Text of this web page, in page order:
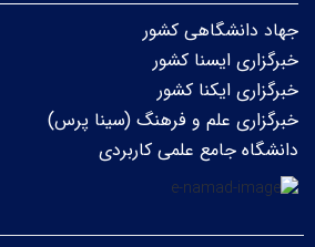
جهاد دانشگاهی کشور
خبرگزاری ایسنا کشور
خبرگزاری ایکنا کشور
خبرگزاری علم و فرهنگ (سینا پرس)
دانشگاه جامع علمی کاربردی